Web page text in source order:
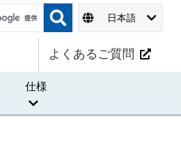
日本語
よくあるご質問
仕様